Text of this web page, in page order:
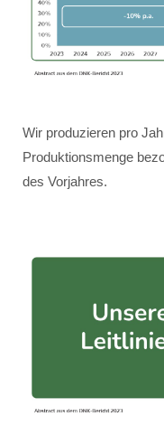
Wir produzieren pro
Produktionsmenge
des Vorjahres.